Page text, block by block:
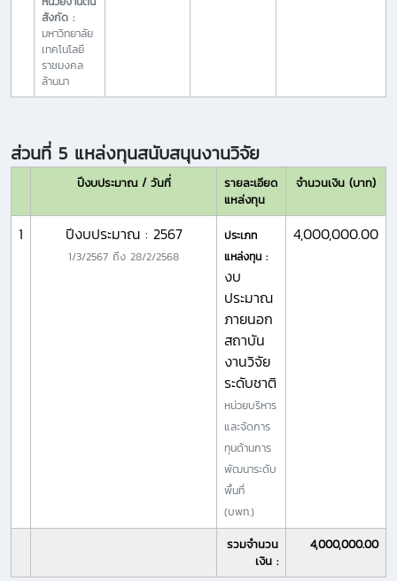
สังกัด :
มหาวิทยาลัย
เทคโนโลยี
ราชมงคล
ล้านนา
ส่วนที่ 5 แหล่งทุนสนับสนุนงานวิจัย
ปีงบประมาณ / วันที่
รายละเอียด
แหล่งทุน
จำนวนเงิน (บาท)
1 ปีงบประมาณ : 2567
1/3/2567 ถึง 28/2/2568
ประเภท
แหล่งทุน :
งบ
ประมาณ
ภายนอก
สถาบัน
งานวิจัย
ระดับชาติ
หน่วยบริหาร
และจัดการ
ทุนด้านการ
พัฒนาระดับ
พื้นที่
(บพท.)
4,000,000.00
รวมจำนวน
เงิน :
4,000,000.00